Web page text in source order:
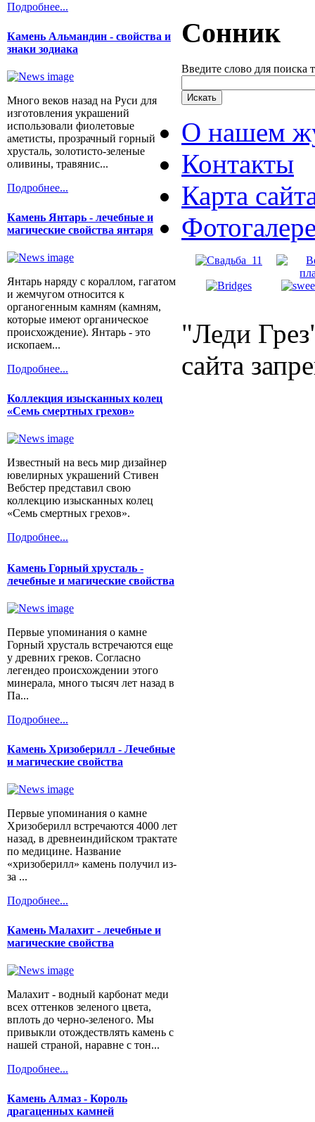
Подробнее...
Камень Альмандин - свойства и
знаки зодиака
Много веков назад на Руси для
изготовления украшений
использовали фиолетовые
аметисты, прозрачный горный
хрусталь, золотисто-зеленые
оливины, травянис...
Подробнее...
Камень Янтарь - лечебные и
магические свойства янтаря
Янтарь наряду с кораллом, гагатом
и жемчугом относится к
органогенным камням (камням,
которые имеют органическое
происхождение). Янтарь - это
ископаем...
Подробнее...
Коллекция изысканных колец
«Семь смертных грехов»
Известный на весь мир дизайнер
ювелирных украшений Стивен
Вебстер представил свою
коллекцию изысканных колец
«Семь смертных грехов».
Подробнее...
Камень Горный хрусталь -
лечебные и магические свойства
Первые упоминания о камне
Горный хрусталь встречаются еще
у древних греков. Согласно
легендео происхождении этого
минерала, много тысяч лет назад в
Па...
Подробнее...
Камень Хризоберилл - Лечебные
и магические свойства
Первые упоминания о камне
Хризоберилл встречаются 4000 лет
назад, в древнеиндийском трактате
по медицине. Название
«хризоберилл» камень получил из-
за ...
Подробнее...
Камень Малахит - лечебные и
магические свойства
Малахит - водный карбонат меди
всех оттенков зеленого цвета,
вплоть до черно-зеленого. Мы
привыкли отождествлять камень с
нашей страной, наравне с тон...
Подробнее...
Камень Алмаз - Король
драгаценных камней
Сонник
Введите слово для поиска
О нашем
Контакты
Карта
"Леди
сайта